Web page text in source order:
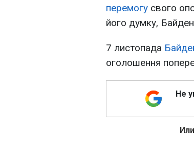
перемогу свого
його думку,
7 листопада
оголошення
Не